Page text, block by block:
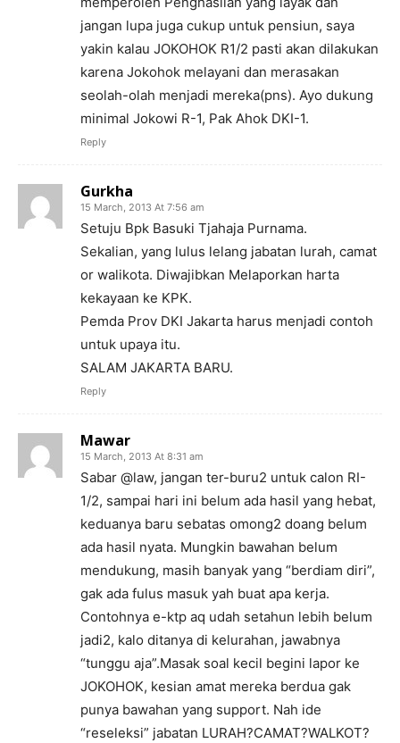
jangan lupa juga cukup untuk pensiun, saya
yakin kalau JOKOHOK R1/2 pasti akan dilakukan
karena Jokohok melayani dan merasakan
seolah-olah menjadi mereka(pns). Ayo dukung
minimal Jokowi R-1, Pak Ahok DKI-1.
Reply
Gurkha
15 March, 2013 At 7:56 am
Setuju Bpk Basuki Tjahaja Purnama.
Sekalian, yang lulus lelang jabatan lurah, camat
or walikota. Diwajibkan Melaporkan harta
kekayaan ke KPK.
Pemda Prov DKI Jakarta harus menjadi contoh
untuk upaya itu.
SALAM JAKARTA BARU.
Reply
Mawar
15 March, 2013 At 8:31 am
Sabar @law, jangan ter-buru2 untuk calon RI-
1/2, sampai hari ini belum ada hasil yang hebat,
keduanya baru sebatas omong2 doang belum
ada hasil nyata. Mungkin bawahan belum
mendukung, masih banyak yang “berdiam diri”,
gak ada fulus masuk yah buat apa kerja.
Contohnya e-ktp aq udah setahun lebih belum
jadi2, kalo ditanya di kelurahan, jawabnya
“tunggu aja”.Masak soal kecil begini lapor ke
JOKOHOK, kesian amat mereka berdua gak
punya bawahan yang support. Nah ide
“reseleksi” jabatan LURAH?CAMAT?WALKOT?